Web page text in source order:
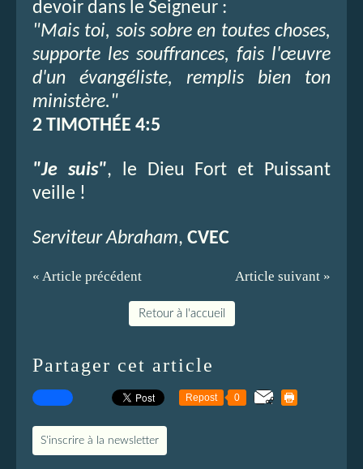
devoir dans le Seigneur :
"Mais toi, sois sobre en toutes choses,
supporte les souffrances, fais l'œuvre
d'un évangéliste, remplis bien ton
ministère."
2 TIMOTHÉE 4:5
"Je suis", le Dieu Fort et Puissant
veille !
Serviteur Abraham, CVEC
« Article précédent Article suivant »
Retour à l'accueil
Partager cet article
Repost 0
S'inscrire à la newsletter